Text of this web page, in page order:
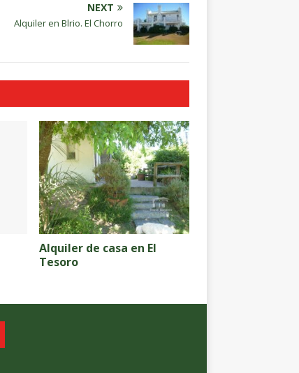
NEXT
Alquiler en Blrio. El Chorro
Alquiler de casa en El
Tesoro